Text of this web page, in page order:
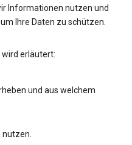
Informationen nutzen und
Ihre Daten zu schützen.
wird erläutert:
und aus welchem
nutzen.